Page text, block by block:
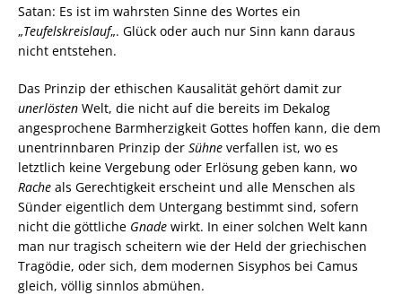
Satan: Es ist im wahrsten Sinne des Wortes ein
„Teufelskreislauf„. Glück oder auch nur Sinn kann daraus
nicht entstehen.
Das Prinzip der ethischen Kausalität gehört damit zur
unerlösten Welt, die nicht auf die bereits im Dekalog
angesprochene Barmherzigkeit Gottes hoffen kann, die dem
unentrinnbaren Prinzip der Sühne verfallen ist, wo es
letztlich keine Vergebung oder Erlösung geben kann, wo
Rache als Gerechtigkeit erscheint und alle Menschen als
Sünder eigentlich dem Untergang bestimmt sind, sofern
nicht die göttliche Gnade wirkt. In einer solchen Welt kann
man nur tragisch scheitern wie der Held der griechischen
Tragödie, oder sich, dem modernen Sisyphos bei Camus
gleich, völlig sinnlos abmühen.